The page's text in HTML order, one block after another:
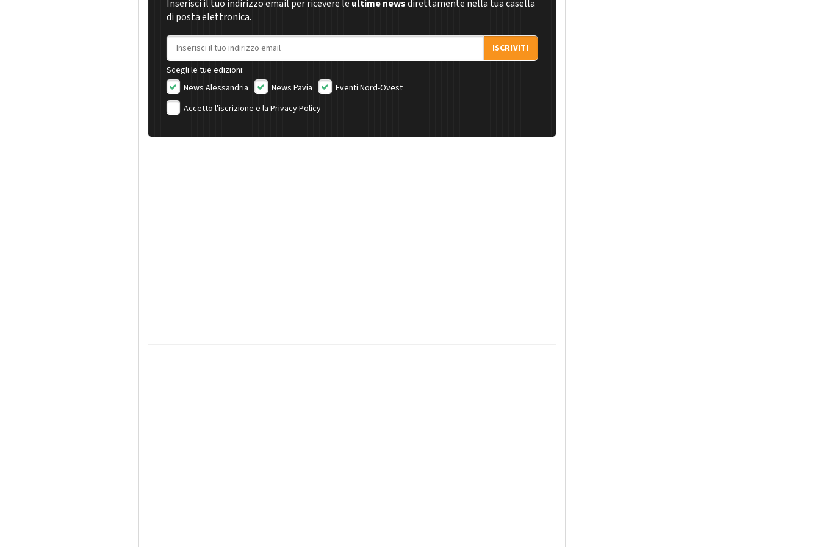
Inserisci il tuo indirizzo email per ricevere le ultime newsdirettamente nella tua casella
di posta elettronica.
Indirizzo email
ISCRIVITI
Scegli le tue edizioni:
News Alessandria
News Pavia
Eventi Nord-Ovest
Accetto l'iscrizione e laPrivacy Policy